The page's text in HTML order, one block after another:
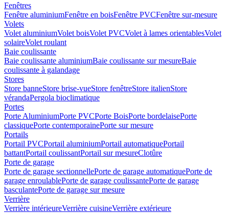
Fenêtres
Fenêtre aluminiumFenêtre en boisFenêtre PVCFenêtre sur-mesure
Volets
Volet aluminiumVolet boisVolet PVCVolet à lames orientablesVolet
solaireVolet roulant
Baie coulissante
Baie coulissante aluminiumBaie coulissante sur mesureBaie
coulissante à galandage
Stores
Store banneStore brise-vueStore fenêtreStore italienStore
vérandaPergola bioclimatique
Portes
Porte AluminiumPorte PVCPorte BoisPorte bordelaisePorte
classiquePorte contemporainePorte sur mesure
Portails
Portail PVCPortail aluminiumPortail automatiquePortail
battantPortail coulissantPortail sur mesureClotûre
Porte de garage
Porte de garage sectionnellePorte de garage automatiquePorte de
garage enroulablePorte de garage coulissantePorte de garage
basculantePorte de garage sur mesure
Verrière
Verrière intérieureVerrière cuisineVerrière extérieure